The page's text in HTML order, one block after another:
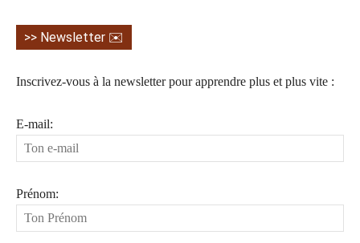
>> Newsletter ✉️
Inscrivez-vous à la newsletter pour apprendre plus et plus vite :
E-mail:
Prénom: